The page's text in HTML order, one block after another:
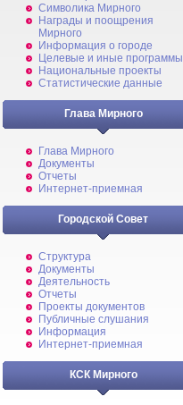
Символика Мирного
Награды и поощрения
Мирного
Информация о городе
Целевые и иные программы
Национальные проекты
Статистические данные
Глава Мирного
Глава Мирного
Документы
Отчеты
Интернет-приемная
Городской Совет
Структура
Документы
Деятельность
Отчеты
Проекты документов
Публичные слушания
Информация
Интернет-приемная
КСК Мирного